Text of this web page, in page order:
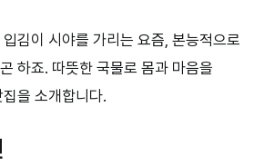
김이 시야를 가리는 요즘, 본능적으로
하죠. 따뜻한 국물로 몸과 마음을
을 소개합니다.